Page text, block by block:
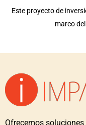
Este proyecto de
marco
Ofrecemos